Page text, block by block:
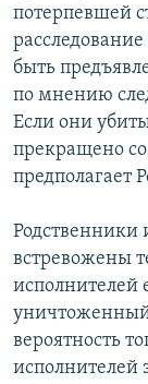
потерпевшей
быть
по мнению
Если они
прекращено
предполагает
Родственники
встревожены
исполнителей
уничтоженный
вероятность
исполнителей